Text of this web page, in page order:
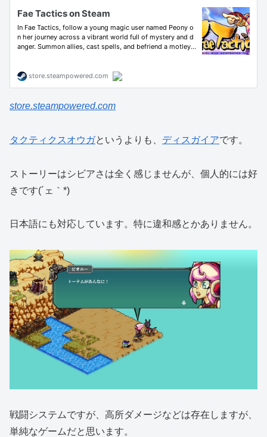
store.steampowered.com
タクティクスオウガというよりも、 ディスガイアです。
ストーリーはシビアさは全く感じませんが、個人的には好
きです(´ェ｀*)
日本語にも対応しています。特に違和感とかありません。
戦闘システムですが、高所ダメージなどは存在しますが、
単純なゲームだと思います。